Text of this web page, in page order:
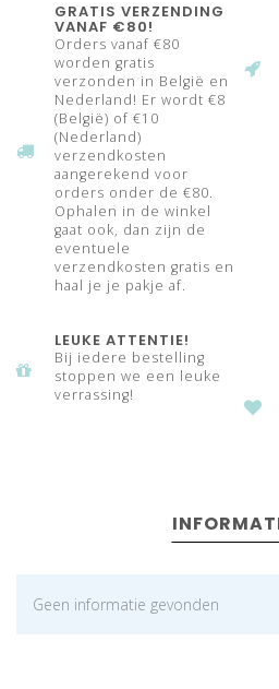
GRATIS VERZENDING
VANAF €80!
Orders vanaf €80
worden gratis
verzonden in België en
Nederland! Er wordt €8
(België) of €10
(Nederland)
verzendkosten
aangerekend voor
orders onder de €80.
Ophalen in de winkel
gaat ook, dan zijn de
eventuele
verzendkosten gratis en
haal je je pakje af.
LEUKE ATTENTIE!
Bij iedere bestelling
stoppen we een leuke
verrassing!
Geen informatie gevonden